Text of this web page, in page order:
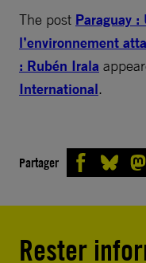
The post Paraguay
l’environnement
: Rubén Irala
International.
Partager
Rester